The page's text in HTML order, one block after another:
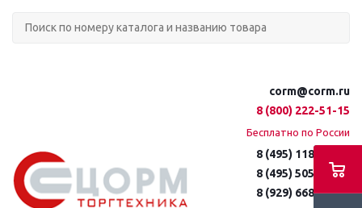
corm@corm.ru
8 (800) 222-51-15
Бесплатно по России
8 (495) 118-61-16
8 (495) 505-51-15
8 (929) 668-95-35